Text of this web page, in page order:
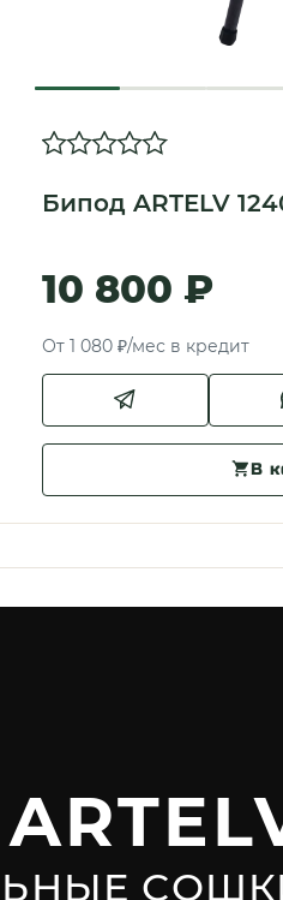
Бипод ARTELV
10 800 ₽
От 1 080 ₽/мес в кредит
В